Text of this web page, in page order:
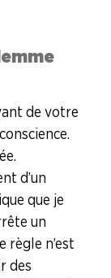
de votre
d’un
que je
un
règle n’est
des